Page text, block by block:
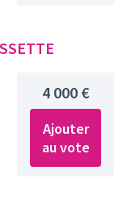
4 000 €
Ajouter
au vote